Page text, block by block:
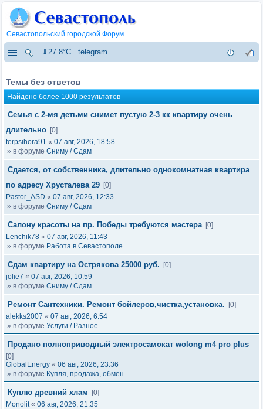
Севастопольский городской Форум
⇓27.8°C telegram
Темы без ответов
Найдено более 1000 результатов
Семья с 2-мя детьми снимет пустую 2-3 кк квартиру очень
длительно [0]
terpsihora91 « 07 авг, 2026, 18:58
» в форуме Сниму / Сдам
Сдается, от собственника, длительно однокомнатная квартира
по адресу Хрусталева 29 [0]
Pastor_ASD « 07 авг, 2026, 12:33
» в форуме Сниму / Сдам
Салону красоты на пр. Победы требуются мастера [0]
Lenchik78 « 07 авг, 2026, 11:43
» в форуме Работа в Севастополе
Сдам квартиру на Острякова 25000 руб.
[0]
jolie7 « 07 авг, 2026, 10:59
» в форуме Сниму / Сдам
Ремонт Сантехники. Ремонт бойлеров,чистка,установка.
[0]
alekks2007 « 07 авг, 2026, 6:54
» в форуме Услуги / Разное
Продано полноприводный электросамокат wolong m4 pro plus
[0]
GlobalEnergy « 06 авг, 2026, 23:36
» в форуме Купля, продажа, обмен
Куплю древний хлам
[0]
Monolit« 06 авг, 2026, 21:35